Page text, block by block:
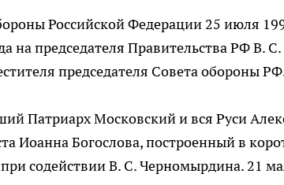
Российской Федерации 25 июля
на председателя Правительства РФ В.
председателя Совета обороны
Патриарх Московский и вся Руси
Иоанна Богослова, построенный в
содействии В. С. Черномырдина. 21